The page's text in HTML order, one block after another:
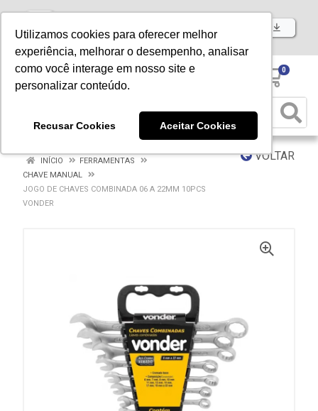
Utilizamos cookies para oferecer melhor
experiência, melhorar o desempenho, analisar
como você interage em nosso site e
personalizar conteúdo.
Recusar Cookies Aceitar Cookies
Baixe já nosso APP
0
VOLTAR
INÍCIO
FERRAMENTAS
CHAVE MANUAL
JOGO DE CHAVES COMBINADA 06 A 22MM 10PCS
VONDER